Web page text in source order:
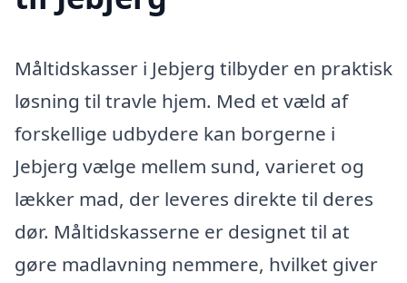
Måltidskasser i Jebjerg tilbyder en praktisk
løsning til travle hjem. Med et væld af
forskellige udbydere kan borgerne i
Jebjerg vælge mellem sund, varieret og
lækker mad, der leveres direkte til deres
dør. Måltidskasserne er designet til at
gøre madlavning nemmere, hvilket giver